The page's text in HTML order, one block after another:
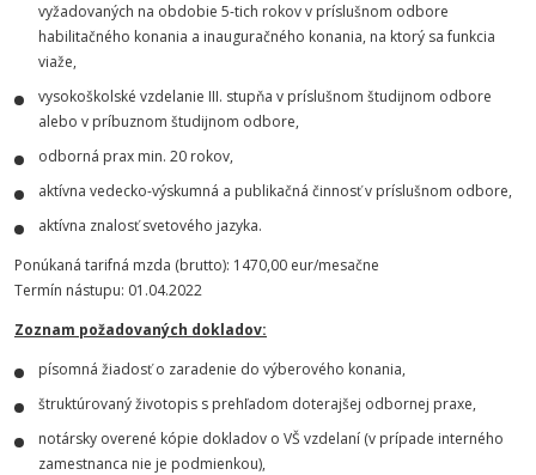
vyžadovaných na obdobie 5-tich rokov v príslušnom odbore
habilitačného konania a inauguračného konania, na ktorý sa funkcia
viaže,
vysokoškolské vzdelanie III. stupňa v príslušnom študijnom odbore
alebo v príbuznom študijnom odbore,
odborná prax min. 20 rokov,
aktívna vedecko-výskumná a publikačná činnosť v príslušnom odbore,
aktívna znalosť svetového jazyka.
Ponúkaná tarifná mzda (brutto): 1470,00 eur/mesačne
Termín nástupu: 01.04.2022
Zoznam požadovaných dokladov:
písomná žiadosť o zaradenie do výberového konania,
štruktúrovaný životopis s prehľadom doterajšej odbornej praxe,
notársky overené kópie dokladov o VŠ vzdelaní (v prípade interného
zamestnanca nie je podmienkou),